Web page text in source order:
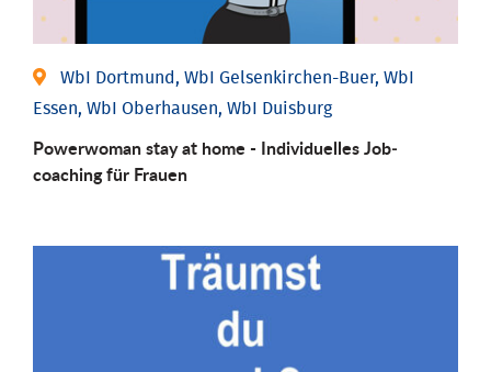
WbI Dortmund, WbI Gelsenkirchen-Buer, WbI
Essen, WbI Oberhausen, WbI Duisburg
Powerwoman stay at home - Individu­elles Job­
coaching für Frauen